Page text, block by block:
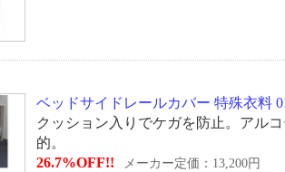
ベッドサイドレールカバー 特殊衣料
クッション入りでケガを防止。アル
的。
26.7%OFF!!
メーカー定価：13,200円